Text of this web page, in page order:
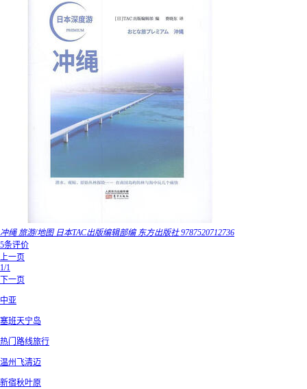
冲绳 旅游/地图 日本TAC出版编辑部编 东方出版社 9787520712736
5条评价
上一页
1/1
下一页
中亚
塞班天宁岛
热门路线旅行
温州飞清迈
新宿秋叶原